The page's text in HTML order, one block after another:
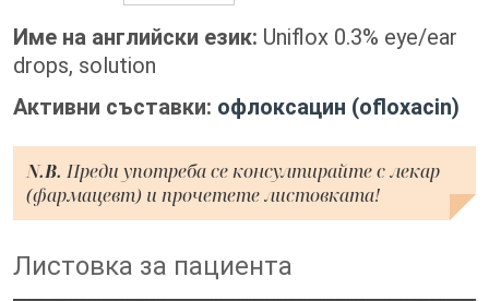
Име на английски език: Uniflox 0.3% eye/ear
drops, solution
Активни съставки: офлоксацин (ofloxacin)
N.B. Преди употреба се консултирайте с лекар
(фармацевт) и прочетете листовката!
Листовка за пациента